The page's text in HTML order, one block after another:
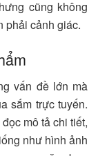
cũng không
phải cảnh giác.
vấn đề lớn mà
sắm trực tuyến.
mô tả chi tiết,
như hình ảnh